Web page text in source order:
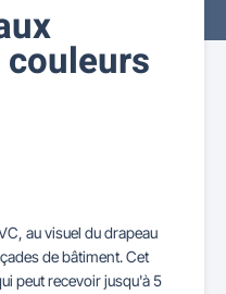
au visuel du drapeau
de bâtiment. Cet
peut recevoir jusqu'à 5